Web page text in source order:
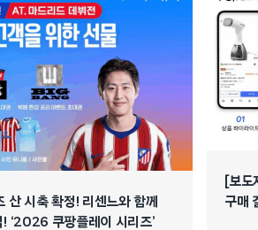
산 시축 확정! 리센느와 함께
! ‘2026 쿠팡플레이 시리즈’
[보
구매